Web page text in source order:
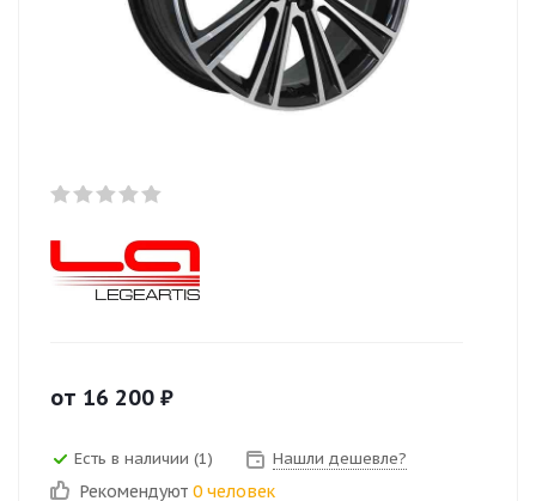
от 16 200 ₽
Есть в наличии (1) Нашли дешевле?
Рекомендуют 0 человек